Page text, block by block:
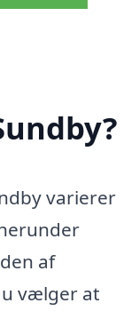
varierer
af
vælger at